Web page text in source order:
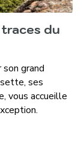
traces du
grand
ses
vous accueille